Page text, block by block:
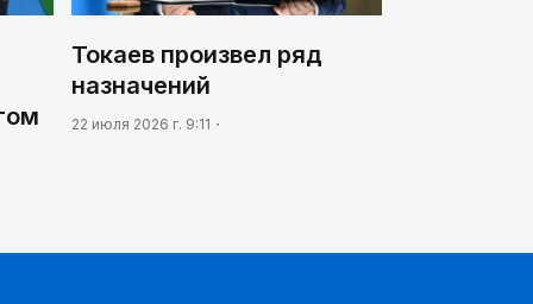
Токаев произвел ряд
назначений
22 июля 2026 г. 9:11